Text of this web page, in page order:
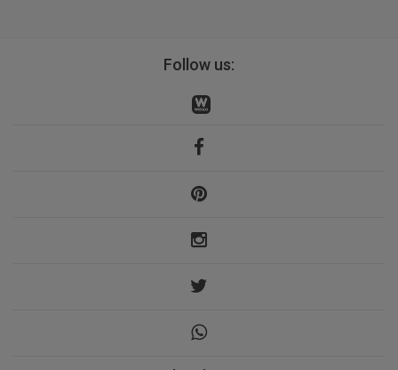
Follow us: